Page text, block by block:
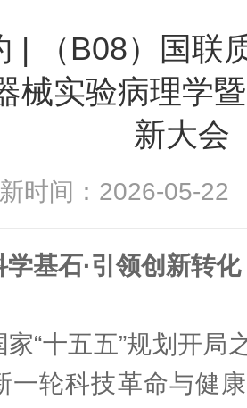
| （B08）国联
械实验病理学
新大会
时间：2026-05-
基石·引领创新转化
家“十五五”规划开局
一轮科技革命与健